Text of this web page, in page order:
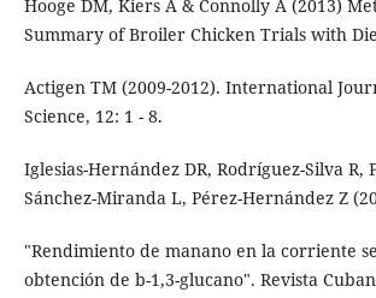
Hooge DM, Kiers A & Connolly A (2013)
Summary of Broiler Chicken Trials with
Actigen TM (2009-2012). International
Science, 12: 1 - 8.
Iglesias-Hernández DR, Rodríguez-Silva R,
Sánchez-Miranda L, Pérez-Hernández Z
"Rendimiento de manano en la corriente
obtención de b-1,3-glucano". Revista